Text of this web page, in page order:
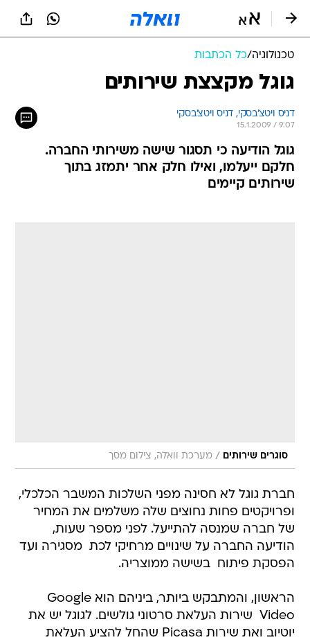
טכנולוגיה/כל הכתבות
גוגל מקצצת שירותים
דניס ויטצ'בסקי, דניס ויטצ'בסקי
15.1.2009 / 9:07
גוגל הודיעה כי תסגור שישה משירותי החברה.
חלקם ייעלמו, ואילו חלק אחר יתמזג בתוך
שירותים קיימים
סוגרים שירותים / מערכת וואלה, צילום מסך
חברת גוגל לא חסינה מפני השלכות המשבר הכלכלי,
ופרויקטים פחות נחוצים שלה משלמים את המחיר
של חברה שמנסה להתייעל. לפני מספר שעות,
הודיעה החברה על שינויים מרחיקי לכת  מסגירה ועד
הפסקת פיתוח  בשישה ממוצריה.
הראשון, והמתבקש ביותר, ביניהם הוא Google
Video  שירות העלאת סרטוני גולשים. לגוגל יש את
יוטיוב ואת שירות Picasa שהחל להציע העלאת